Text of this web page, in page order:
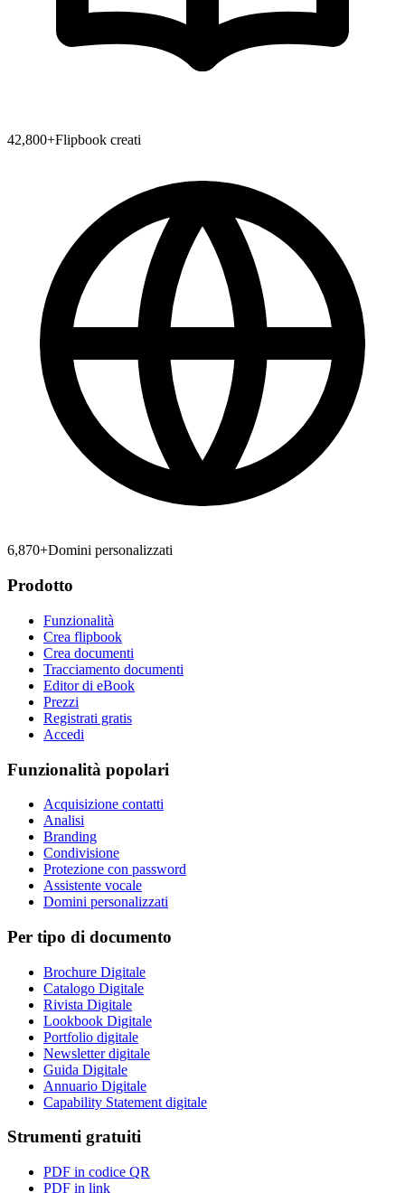
42,800+Flipbook creati
6,870+Domini personalizzati
Prodotto
Funzionalità
Crea flipbook
Crea documenti
Tracciamento documenti
Editor di eBook
Prezzi
Registrati gratis
Accedi
Funzionalità popolari
Acquisizione contatti
Analisi
Branding
Condivisione
Protezione con password
Assistente vocale
Domini personalizzati
Per tipo di documento
Brochure Digitale
Catalogo Digitale
Rivista Digitale
Lookbook Digitale
Portfolio digitale
Newsletter digitale
Guida Digitale
Annuario Digitale
Capability Statement digitale
Strumenti gratuiti
PDF in codice QR
PDF in link